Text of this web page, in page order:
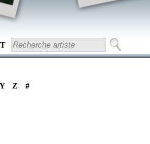
Y Z #